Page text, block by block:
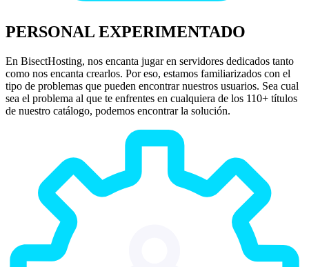
PERSONAL EXPERIMENTADO
En BisectHosting, nos encanta jugar en servidores dedicados tanto
como nos encanta crearlos. Por eso, estamos familiarizados con el
tipo de problemas que pueden encontrar nuestros usuarios. Sea cual
sea el problema al que te enfrentes en cualquiera de los 110+ títulos
de nuestro catálogo, podemos encontrar la solución.